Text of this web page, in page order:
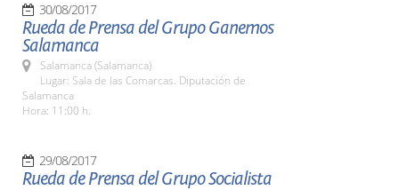
30/08/2017
Rueda de Prensa del Grupo Ganemos
Salamanca
Salamanca (Salamanca)
Lugar: Sala de las Comarcas. Diputación de
Salamanca
Hora: 11:00 h.
29/08/2017
Rueda de Prensa del Grupo Socialista